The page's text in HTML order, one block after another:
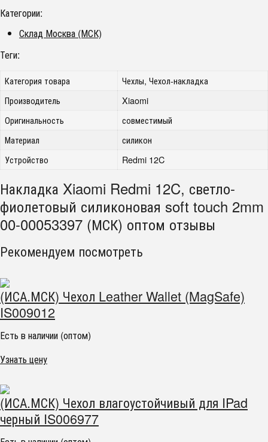
Категории:
Склад Москва (МСК)
Теги:
Категория товара
Чехлы, Чехол-накладка
Производитель
Xiaomi
Оригинальность
совместимый
Материал
силикон
Устройство
Redmi 12C
Накладка Xiaomi Redmi 12C, светло-
фиолетовый силиконовая soft touch 2mm
00-00053397 (МСК) оптом отзывы
Рекомендуем посмотреть
(ИСА.МСК) Чехол Leather Wallet (MagSafe)
IS009012
Есть в наличии (оптом)
Узнать цену
(ИСА.МСК) Чехол влагоустойчивый для IPad
черный IS006977